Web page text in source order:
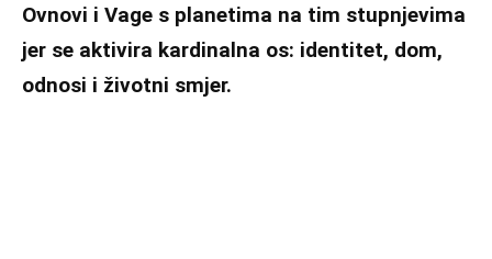
Ovnovi i Vage s planetima na tim stupnjevima
jer se aktivira kardinalna os: identitet, dom,
odnosi i životni smjer.